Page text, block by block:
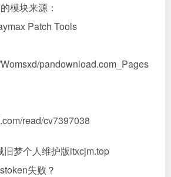
模块来源：
Patch Tools
pandownload.com_Pages
read/cv7397038
梦个人维护版itxcjm.top
失败？